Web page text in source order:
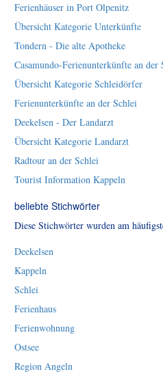
Ferienhäuser in Port Olpenitz
Übersicht Kategorie Unterkünfte
Tondern - Die alte Apotheke
Casamundo-Ferienunterkünfte an der
Übersicht Kategorie Schleidörfer
Ferienunterkünfte an der Schlei
Deekelsen - Der Landarzt
Übersicht Kategorie Landarzt
Radtour an der Schlei
Tourist Information Kappeln
beliebte Stichwörter
Diese Stichwörter wurden am
Deekelsen
Kappeln
Schlei
Ferienhaus
Ferienwohnung
Ostsee
Region Angeln